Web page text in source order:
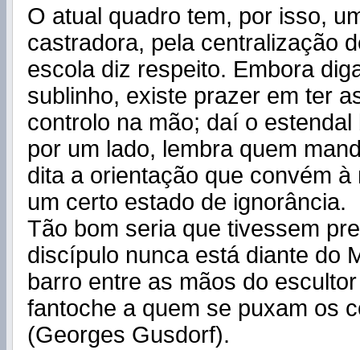
O atual quadro tem, por isso,
castradora, pela centralização
escola diz respeito. Embora
sublinho, existe prazer em ter
controlo na mão; daí o
por um lado, lembra quem
dita a orientação que convém à
um certo estado de ignorância.
Tão bom seria que tivessem
discípulo nunca está diante do
barro entre as mãos do
fantoche a quem se puxam os
(Georges Gusdorf).